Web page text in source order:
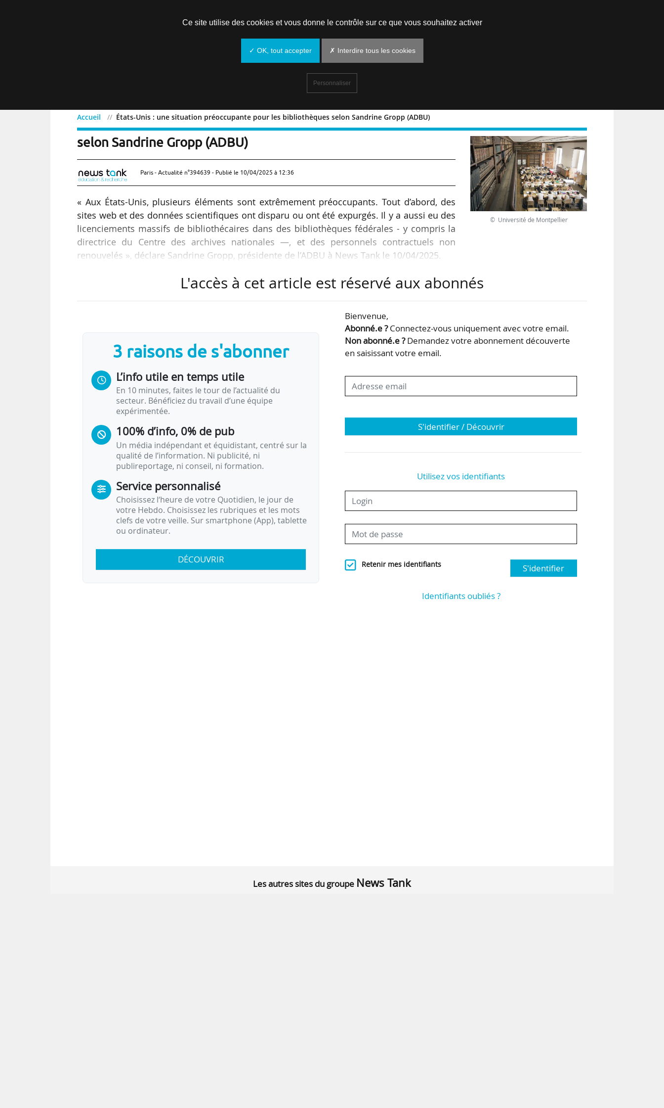
Accueil États-Unis : une situation préoccupante pour les bibliothèques selon Sandrine Gropp (ADBU)
États-Unis : une situation préoccupante pour les bibliothèques
selon Sandrine Gropp (ADBU)
Paris - Actualité n°394639 - Publié le 10/04/2025 à 12:36
« Aux États-Unis, plusieurs éléments sont extrêmement préoccupants. Tout d’abord, des
sites web et des données scientifiques ont disparu ou ont été expurgés. Il y a aussi eu des
licenciements massifs de bibliothécaires dans des bibliothèques fédérales - y compris la
directrice du Centre des archives nationales —, et des personnels contractuels non
renouvelés », déclare Sandrine Gropp, présidente de l’ADBU à News Tank le 10/04/2025.
Elle réagit aux impacts de la politique menée par Donald Trump, président des États-Unis
« Des livres ont aussi été retirés et interdits des bibliothèques des écoles de l’armée
américaine : c’est clairement de la censure. Cette ingérence pose de…
© Université de Montpellier
L'accès à cet article est réservé aux abonnés
3 raisons de s'abonner
L’info utile en temps utile
En 10 minutes, faites le tour de l’actualité du
secteur. Bénéficiez du travail d’une équipe
expérimentée.
100% d’info, 0% de pub
Un média indépendant et équidistant, centré sur la
qualité de l’information. Ni publicité, ni
publireportage, ni conseil, ni formation.
Service personnalisé
Choisissez l‘heure de votre Quotidien, le jour de
votre Hebdo. Choisissez les rubriques et les mots
clefs de votre veille. Sur smartphone (App), tablette
ou ordinateur.
DÉCOUVRIR
Bienvenue,
Abonné.e ?Connectez-vous uniquement avec votre email.
Non abonné.e ?Demandez votre abonnement découverte
en saisissant votre email.
S'identifier / Découvrir
Utilisez vos identifiants
Retenir mes identifiants S'identifier
Identifiants oubliés ?
Les autres sites du groupe News Tank
Ce site utilise des cookies et vous donne le contrôle sur ce que vous souhaitez activer
✓ OK, tout accepter ✗ Interdire tous les cookies
Personnaliser